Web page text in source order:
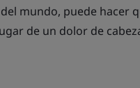
mundo, puede hacer
de un dolor de